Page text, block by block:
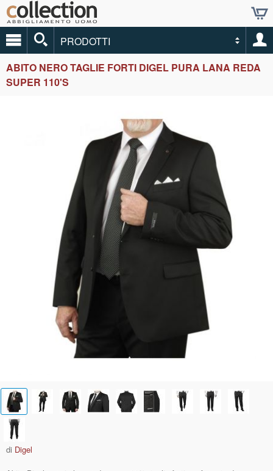
PRODOTTI
ABITO NERO TAGLIE FORTI DIGEL PURA LANA REDA
SUPER 110'S
di Digel